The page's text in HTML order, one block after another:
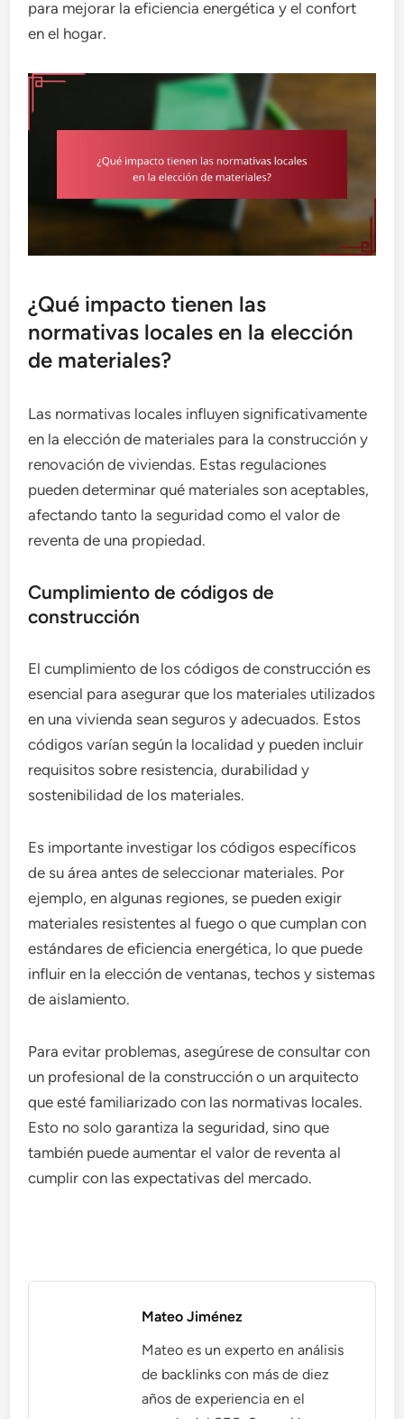
para mejorar la eficiencia energética y el confort
en el hogar.
¿Qué impacto tienen las
normativas locales en la elección
de materiales?
Las normativas locales influyen significativamente
en la elección de materiales para la construcción y
renovación de viviendas. Estas regulaciones
pueden determinar qué materiales son aceptables,
afectando tanto la seguridad como el valor de
reventa de una propiedad.
Cumplimiento de códigos de
construcción
El cumplimiento de los códigos de construcción es
esencial para asegurar que los materiales utilizados
en una vivienda sean seguros y adecuados. Estos
códigos varían según la localidad y pueden incluir
requisitos sobre resistencia, durabilidad y
sostenibilidad de los materiales.
Es importante investigar los códigos específicos
de su área antes de seleccionar materiales. Por
ejemplo, en algunas regiones, se pueden exigir
materiales resistentes al fuego o que cumplan con
estándares de eficiencia energética, lo que puede
influir en la elección de ventanas, techos y sistemas
de aislamiento.
Para evitar problemas, asegúrese de consultar con
un profesional de la construcción o un arquitecto
que esté familiarizado con las normativas locales.
Esto no solo garantiza la seguridad, sino que
también puede aumentar el valor de reventa al
cumplir con las expectativas del mercado.
Mateo Jiménez
Mateo es un experto en análisis
de backlinks con más de diez
años de experiencia en el